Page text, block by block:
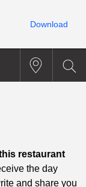
restaurant
the day
and share you
Download